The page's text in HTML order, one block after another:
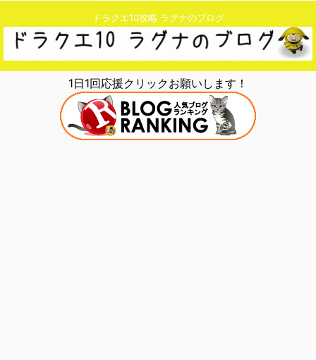
ドラクエ10攻略 ラグナのブログ
1日1回応援クリックお願いします！